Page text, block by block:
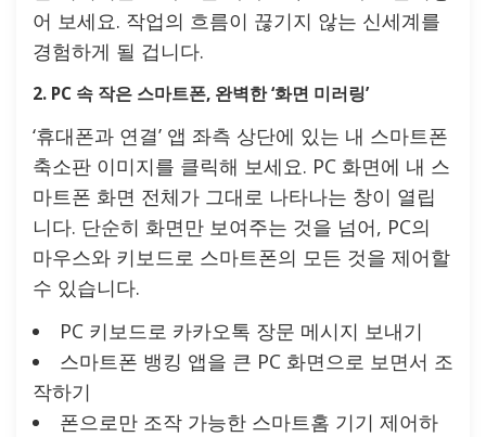
어 보세요. 작업의 흐름이 끊기지 않는 신세계를
경험하게 될 겁니다.
2. PC 속 작은 스마트폰, 완벽한 ‘화면 미러링’
‘휴대폰과 연결’ 앱 좌측 상단에 있는 내 스마트폰
축소판 이미지를 클릭해 보세요. PC 화면에 내 스
마트폰 화면 전체가 그대로 나타나는 창이 열립
니다. 단순히 화면만 보여주는 것을 넘어, PC의
마우스와 키보드로 스마트폰의 모든 것을 제어할
수 있습니다.
PC 키보드로 카카오톡 장문 메시지 보내기
스마트폰 뱅킹 앱을 큰 PC 화면으로 보면서 조
작하기
폰으로만 조작 가능한 스마트홈 기기 제어하